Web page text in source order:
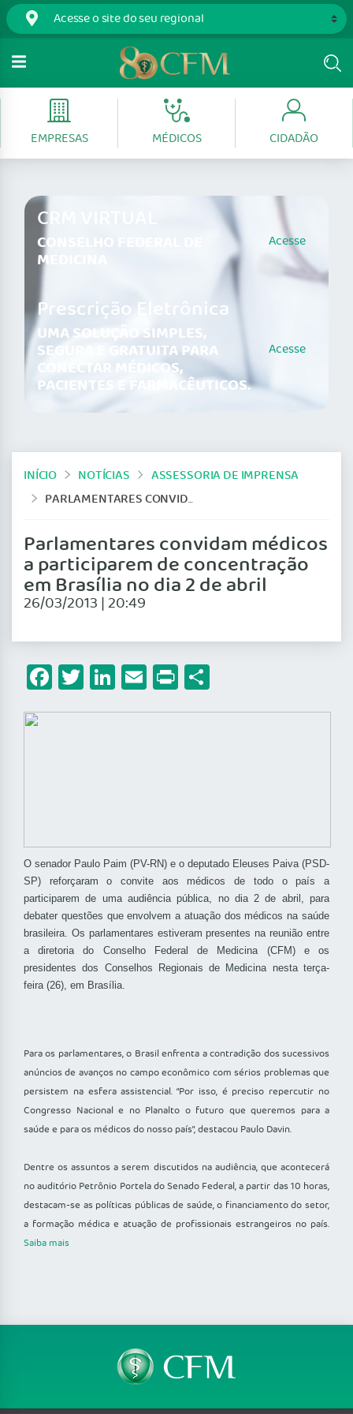
EMPRESAS MÉDICOS CIDADÃO
CRM VIRTUAL
CONSELHO FEDERAL DE
MEDICINA
Acesse
Prescrição Eletrônica
UMA SOLUÇÃO SIMPLES,
SEGURA E GRATUITA PARA
CONECTAR MÉDICOS,
PACIENTES E FARMACÊUTICOS.
Acesse
INÍCIO NOTÍCIAS
ASSESSORIA DE IMPRENSA
PARLAMENTARES CONVIDAM MÉDICOS A PARTICIPAREM DE CONCENTRAÇÃO EM BRASÍLIA NO DIA 2 DE ABRIL
Parlamentares convidam médicos
a participarem de concentração
em Brasília no dia 2 de abril
26/03/2013 | 20:49
Facebook
Twitter
LinkedIn
Email
Print
O senador Paulo Paim (PV-RN) e o deputado Eleuses Paiva (PSD-
SP) reforçaram o convite aos médicos de todo o país a
participarem de uma audiência pública, no dia 2 de abril, para
debater questões que envolvem a atuação dos médicos na saúde
brasileira. Os parlamentares estiveram presentes na reunião entre
a diretoria do Conselho Federal de Medicina (CFM) e os
presidentes dos Conselhos Regionais de Medicina nesta terça-
feira (26), em Brasília.
Para os parlamentares, o Brasil enfrenta a contradição dos sucessivos
anúncios de avanços no campo econômico com sérios problemas que
persistem na esfera assistencial. “Por isso, é preciso repercutir no
Congresso Nacional e no Planalto o futuro que queremos para a
saúde e para os médicos do nosso país”, destacou Paulo Davin.
Dentre os assuntos a serem discutidos na audiência, que acontecerá
no auditório Petrônio Portela do Senado Federal, a partir das 10 horas,
destacam-se as políticas públicas de saúde, o financiamento do setor,
a formação médica e atuação de profissionais estrangeiros no país.
Saiba mais